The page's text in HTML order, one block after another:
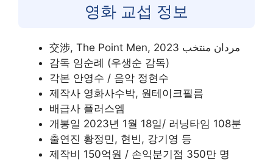
영화 교섭 정보
交涉, The Point Men, مردان منتخب 2023
감독 임순례 (우생순 감독)
각본 안영수 / 음악 정현수
제작사 영화사수박, 원테이크필름
배급사 플러스엠
개봉일 2023년 1월 18일/ 러닝타임 108분
출연진 황정민, 현빈, 강기영 등
제작비 150억원 / 손익분기점 350만 명